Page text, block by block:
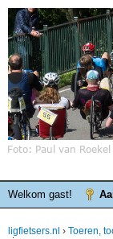
Welkom gast!
ligfietsers.nl › Toeren,